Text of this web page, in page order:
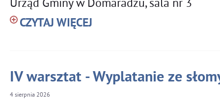
CZYTAJ WIĘCEJ
IV warsztat - Wyplatanie ze
4 sierpnia 2026